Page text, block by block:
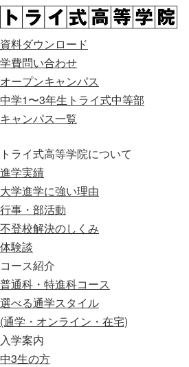
資料ダウンロード
学費問い合わせ
オープンキャンパス
中学1〜3年生 トライ式中等部
キャンパス一覧
トライ式高等学院について
進学実績
大学進学に強い理由
行事・部活動
不登校解決のしくみ
体験談
コース紹介
普通科・特進科コース
選べる通学スタイル
(通学・オンライン・在宅)
入学案内
中3生の方